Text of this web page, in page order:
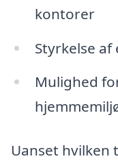
kontorer
Styrkelse
Mulighed
Uanset hvilken